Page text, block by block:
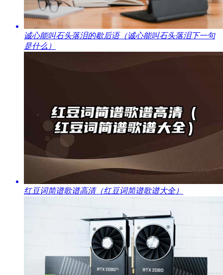
​诚心能叫石头落泪的歇后语（诚心能叫石头落泪下一句
是什么）
​红豆词简谱歌谱高清（红豆词简谱歌谱大全）